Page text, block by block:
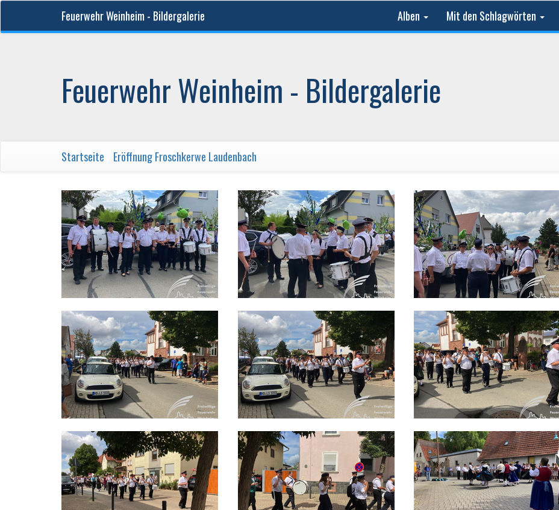
Feuerwehr Weinheim - Bildergalerie Alben Mit den Schlagwörten
Feuerwehr Weinheim - Bildergalerie
Startseite Eröffnung Froschkerwe Laudenbach